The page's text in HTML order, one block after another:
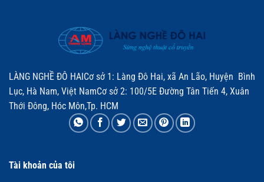
LÀNG NGHỀ ĐÔ HAICơ sở 1: Làng Đô Hai, xã An Lão, Huyện Bình
Lục, Hà Nam, Việt NamCơ sở 2: 100/5E Đường Tân Tiến 4, Xuân
Thới Đông, Hóc Môn,Tp. HCM
Tài khoản của tôi